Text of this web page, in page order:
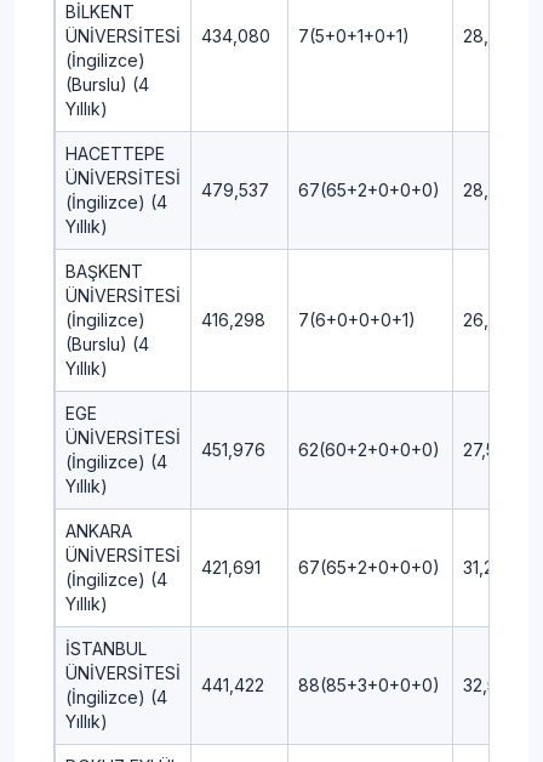
BİLKENT
ÜNİVERSİTESİ
(İngilizce)
(Burslu) (4
Yıllık)
434,080 7(5+0+1+0+1) 28,75
HACETTEPE
ÜNİVERSİTESİ
(İngilizce) (4
Yıllık)
479,537 67(65+2+0+0+0) 28,50
BAŞKENT
ÜNİVERSİTESİ
(İngilizce)
(Burslu) (4
Yıllık)
416,298 7(6+0+0+0+1) 26,25
EGE
ÜNİVERSİTESİ
(İngilizce) (4
Yıllık)
451,976 62(60+2+0+0+0) 27,50
ANKARA
ÜNİVERSİTESİ
(İngilizce) (4
Yıllık)
421,691 67(65+2+0+0+0) 31,25
İSTANBUL
ÜNİVERSİTESİ
(İngilizce) (4
Yıllık)
441,422 88(85+3+0+0+0) 32,50